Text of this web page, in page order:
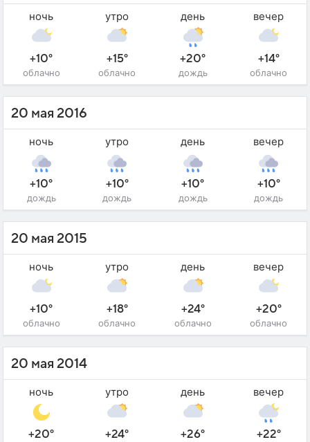
ночь
+10°
облачно
утро
+15°
облачно
день
+20°
дождь
вечер
+14°
облачно
20 мая 2016
ночь
+10°
дождь
утро
+10°
дождь
день
+10°
дождь
вечер
+10°
дождь
20 мая 2015
ночь
+10°
облачно
утро
+18°
облачно
день
+24°
облачно
вечер
+20°
облачно
20 мая 2014
ночь
+20°
утро
+24°
день
+26°
вечер
+22°